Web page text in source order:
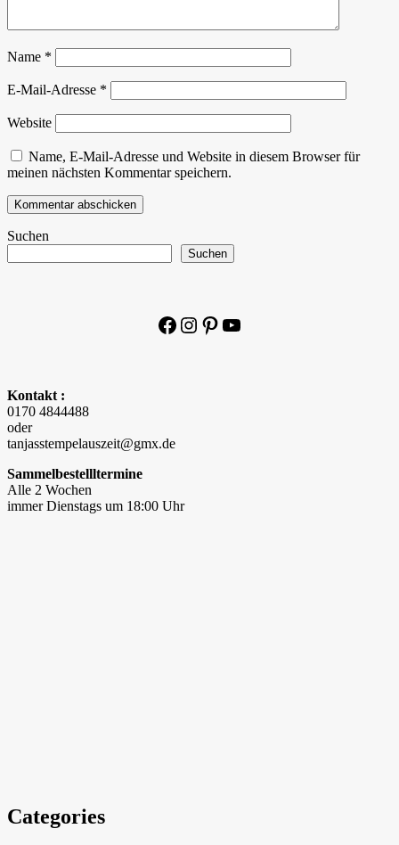
Name *
E-Mail-Adresse *
Website
Name, E-Mail-Adresse und Website in diesem Browser für
meinen nächsten Kommentar speichern.
Suchen
Suchen
Facebook
Instagram
Pinterest
YouTube
Kontakt :
0170 4844488
oder
tanjasstempelauszeit@gmx.de
Sammelbestellltermine
Alle 2 Wochen
immer Dienstags um 18:00 Uhr
Categories